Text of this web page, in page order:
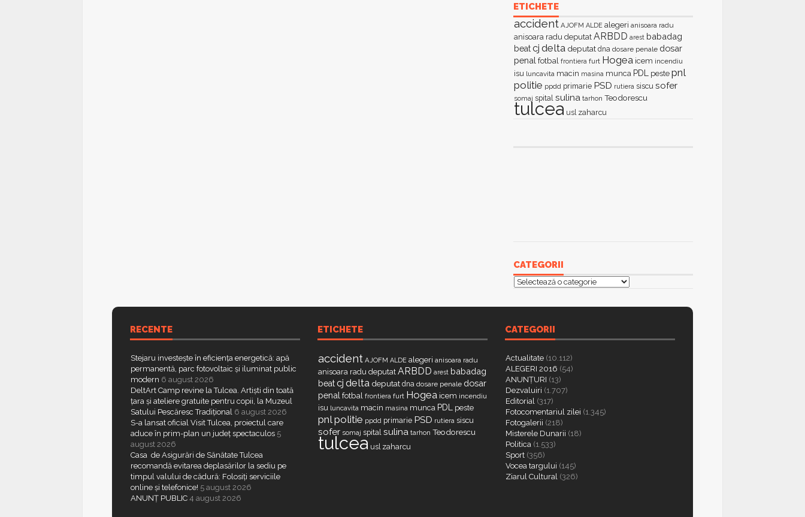
ETICHETE
accident AJOFM ALDE alegeri anisoara radu
anisoara radu deputat ARBDD arest babadag
beatcj delta deputat dna dosare penale dosar
penal fotbal frontiera furt Hogea icem incendiu
isu luncavita macin masina munca PDL peste pnl
politie ppdd primarie PSD rutiera siscu sofer
somaj spital sulina tarhon Teodorescu
tulcea usl zaharcu
CATEGORII
Categorii
RECENTE
Stejaru investește în eficiența energetică: apă
permanentă, parc fotovoltaic și iluminat public
modern 6 august 2026
DeltArt Camp revine la Tulcea. Artiști din toată
țara și ateliere gratuite pentru copii, la Muzeul
Satului Pescăresc Tradițional 6 august 2026
S-a lansat oficial Visit Tulcea, proiectul care
aduce în prim-plan un județ spectaculos 5
august 2026
Casa de Asigurări de Sănătate Tulcea
recomandă evitarea deplasărilor la sediu pe
timpul valului de cădură: Folosiți serviciile
online și telefonice! 5 august 2026
ANUNȚ PUBLIC 4 august 2026
ETICHETE
accident AJOFM ALDE alegeri anisoara radu
anisoara radu deputat ARBDD arest babadag
beatcj delta deputat dna dosare penale dosar
penal fotbal frontiera furt Hogea icem incendiu
isu luncavita macin masina munca PDL peste
pnl politie ppdd primarie PSD rutiera siscu
sofer somaj spital sulina tarhon Teodorescu
tulcea usl zaharcu
CATEGORII
Actualitate (10.112)
ALEGERI 2016 (54)
ANUNȚURI (13)
Dezvaluiri (1.707)
Editorial (317)
Fotocomentariul zilei (1.345)
Fotogalerii (218)
Misterele Dunarii (18)
Politica (1.533)
Sport (356)
Vocea targului (145)
Ziarul Cultural (326)